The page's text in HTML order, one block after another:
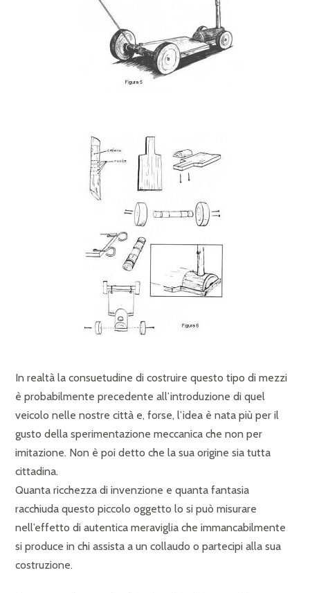
In realtà la consuetudine di costruire questo tipo di mezzi
è probabilmente precedente all’introduzione di quel
veicolo nelle nostre città e, forse, l’idea è nata più per il
gusto della sperimentazione meccanica che non per
imitazione. Non è poi detto che la sua origine sia tutta
cittadina.
Quanta ricchezza di invenzione e quanta fantasia
racchiuda questo piccolo oggetto lo si può misurare
nell’effetto di autentica meraviglia che immancabilmente
si produce in chi assista a un collaudo o partecipi alla sua
costruzione.